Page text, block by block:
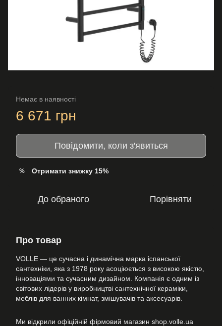
Немає в наявності
6 671 грн
Повідомити, коли з'явиться
% Отримати знижку 15%
До обраного Порівняти
Про товар
VOLLE — це сучасна і динамічна марка іспанської
сантехніки, яка з 1978 року асоціюється з високою якістю,
інноваціями та сучасним дизайном. Компанія є одним із
світових лідерів у виробництві сантехнічної кераміки,
меблів для ванних кімнат, змішувачів та аксесуарів.
Ми відкрили офіційній фірмовий магазин shop.volle.ua